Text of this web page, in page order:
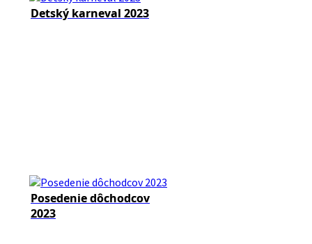
Detský karneval 2023
Posedenie dôchodcov
2023